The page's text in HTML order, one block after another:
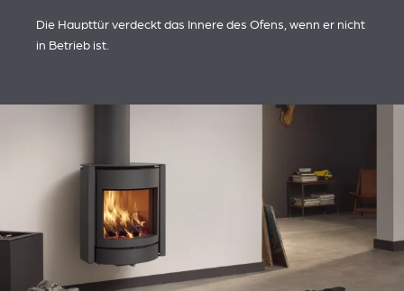
Die Haupttür verdeckt das Innere des Ofens, wenn er nicht
in Betrieb ist.